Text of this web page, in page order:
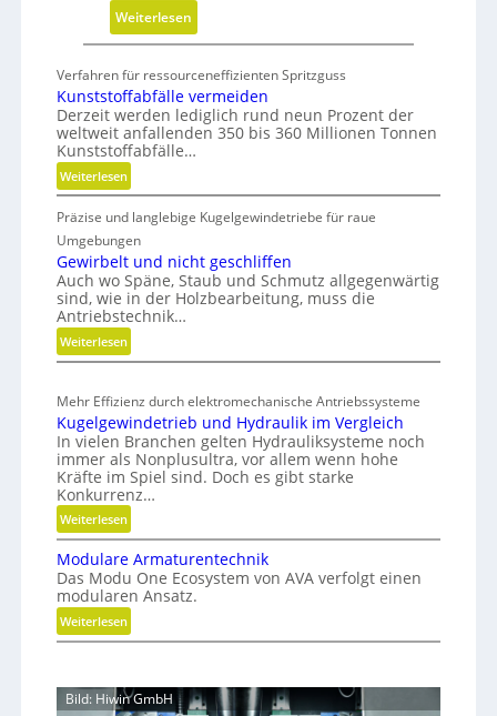
W
e
k
z
e
u
b
a
p
r
e
s
e
Weiterlesen:
H
b
r
i
d
G
r
i
f
a
s
E
ff
i
e
n
z
r
i
Verfahren für ressourceneffizienten Spritzguss
Kunststoffabfälle vermeiden
Derzeit werden lediglich rund neun Prozent der
weltweit anfallenden 350 bis 360 Millionen Tonnen
Kunststoffabfälle…
Weiterlesen:
K
u
n
s
t
s
t
o
f
a
b
f
ä
l
l
e
v
e
r
m
e
e
Präzise und langlebige Kugelgewindetriebe für raue
Umgebungen
Gewirbelt und nicht geschliffen
Auch wo Späne, Staub und Schmutz allgegenwärtig
sind, wie in der Holzbearbeitung, muss die
Antriebstechnik…
Weiterlesen:
G
w
i
r
b
e
l
t
n
d
n
i
t
Mehr Effizienz durch elektromechanische Antriebssysteme
Kugelgewindetrieb und Hydraulik im Vergleich
In vielen Branchen gelten Hydrauliksysteme noch
immer als Nonplusultra, vor allem wenn hohe
Kräfte im Spiel sind. Doch es gibt starke
Konkurrenz…
Weiterlesen:
K
u
g
e
l
g
w
i
Modulare Armaturentechnik
Das Modu One Ecosystem von AVA verfolgt einen
modularen Ansatz.
Weiterlesen:
M
u
Bild: Hiwin GmbH